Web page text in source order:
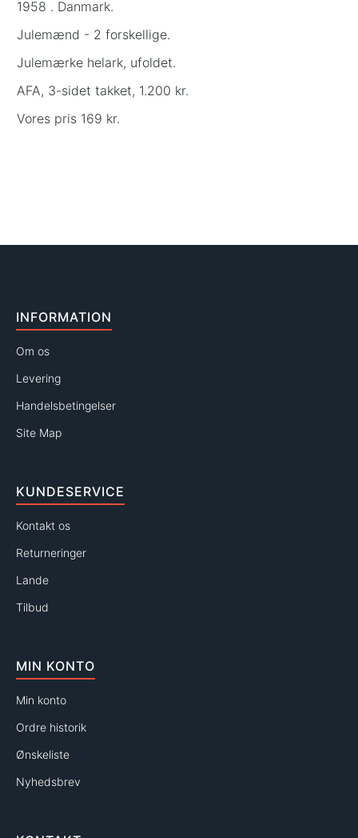
1958 . Danmark.
Julemænd - 2 forskellige.
Julemærke helark, ufoldet.
AFA, 3-sidet takket, 1.200 kr.
Vores pris 169 kr.
INFORMATION
Om os
Levering
Handelsbetingelser
Site Map
KUNDESERVICE
Kontakt os
Returneringer
Lande
Tilbud
MIN KONTO
Min konto
Ordre historik
Ønskeliste
Nyhedsbrev